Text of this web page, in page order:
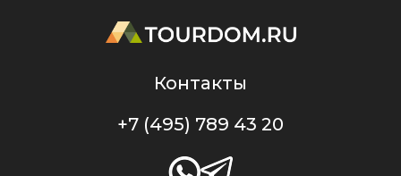
Контакты
+7 (495) 789 43 20